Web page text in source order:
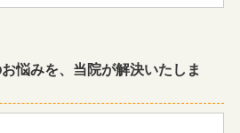
悩みを、当院が解決いたしま